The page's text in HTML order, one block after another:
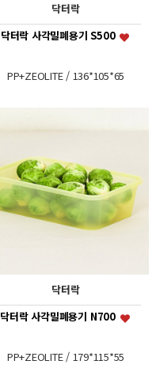
닥터락
닥터락 사각밀폐용기 S500
PP+ZEOLITE / 136*105*65
닥터락
닥터락 사각밀폐용기 N700
PP+ZEOLITE / 179*115*55